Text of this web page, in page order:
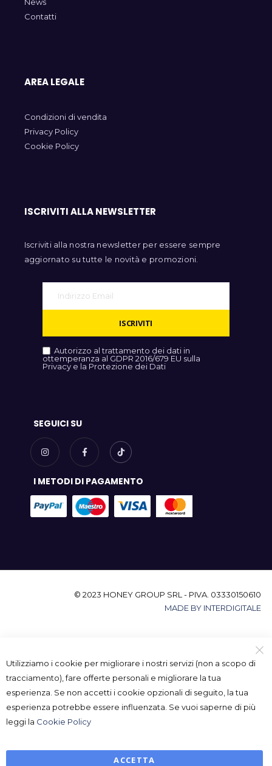
Contatti
AREA LEGALE
Condizioni di vendita
Privacy Policy
Cookie Policy
ISCRIVITI ALLA NEWSLETTER
Iscriviti alla nostra newsletter per essere sempre
aggiornato su tutte le novità e promozioni.
ISCRIVITI
Autorizzo al trattamento dei dati in
ottemperanza al GDPR 2016/679 EU sulla
Privacy e la Protezione dei Dati
SEGUICI SU
I METODI DI PAGAMENTO
© 2023 HONEY GROUP SRL - PIVA. 03330150610
MADE BY INTERDIGITALE
Utilizziamo i cookie per migliorare i nostri servizi (non a scopo di
tracciamento), fare offerte personali e migliorare la tua
esperienza. Se non accetti i cookie opzionali di seguito, la tua
esperienza potrebbe essere influenzata. Se vuoi saperne di più
leggi la Cookie Policy
ACCETTA